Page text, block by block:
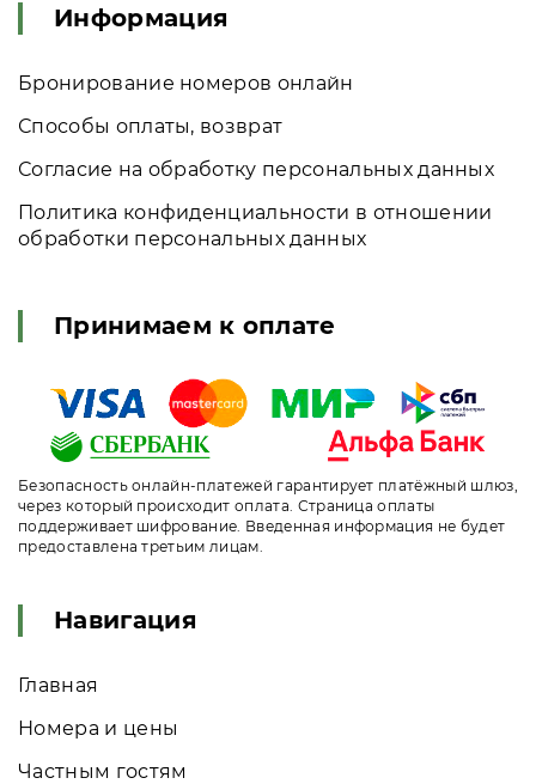
Информация
Бронирование номеров онлайн
Способы оплаты, возврат
Согласие на обработку персональных данных
Политика конфиденциальности в отношении
обработки персональных данных
Принимаем к оплате
Безопасность онлайн-платежей гарантирует платёжный шлюз,
через который происходит оплата. Страница оплаты
поддерживает шифрование. Введенная информация не будет
предоставлена третьим лицам.
Навигация
Главная
Номера и цены
Частным гостям